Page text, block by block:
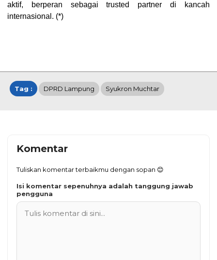
aktif, berperan sebagai trusted partner di kancah
internasional. (*)
Tag : DPRD Lampung Syukron Muchtar
Komentar
Tuliskan komentar terbaikmu dengan sopan 😊
Isi komentar sepenuhnya adalah tanggung jawab
pengguna